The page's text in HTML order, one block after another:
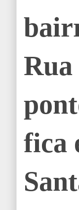
fica